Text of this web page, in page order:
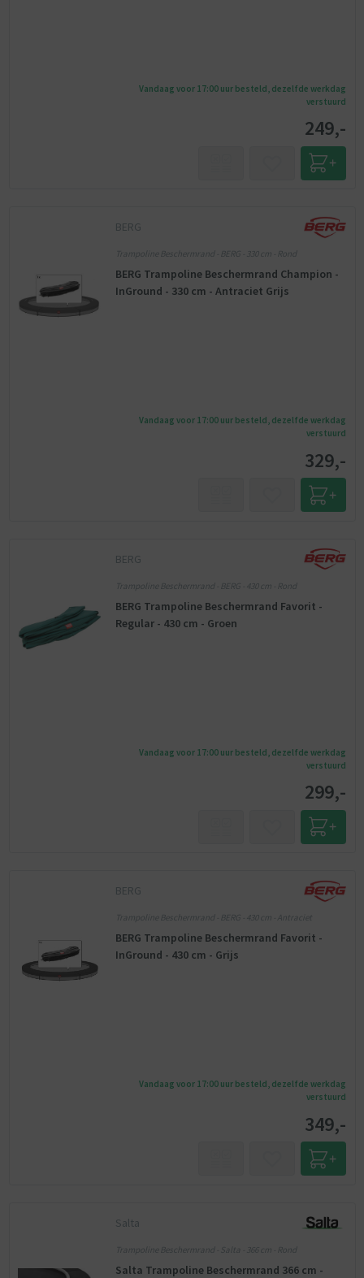
Vandaag voor 17:00 uur besteld, dezelfde werkdag
verstuurd
249,-
BERG
Trampoline Beschermrand - BERG - 330 cm - Rond
BERG Trampoline Beschermrand Champion -
InGround - 330 cm - Antraciet Grijs
Vandaag voor 17:00 uur besteld, dezelfde werkdag
verstuurd
329,-
BERG
Trampoline Beschermrand - BERG - 430 cm - Rond
BERG Trampoline Beschermrand Favorit -
Regular - 430 cm - Groen
Vandaag voor 17:00 uur besteld, dezelfde werkdag
verstuurd
299,-
BERG
Trampoline Beschermrand - BERG - 430 cm - Antraciet
BERG Trampoline Beschermrand Favorit -
InGround - 430 cm - Grijs
Vandaag voor 17:00 uur besteld, dezelfde werkdag
verstuurd
349,-
Salta
Trampoline Beschermrand - Salta - 366 cm - Rond
Salta Trampoline Beschermrand 366 cm -